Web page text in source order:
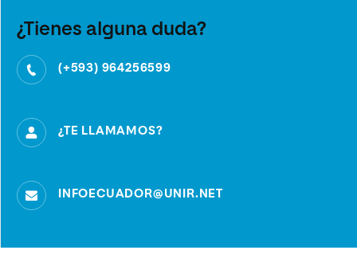
¿Tienes alguna duda?
(+593) 964256599
¿TE LLAMAMOS?
INFOECUADOR@UNIR.NET